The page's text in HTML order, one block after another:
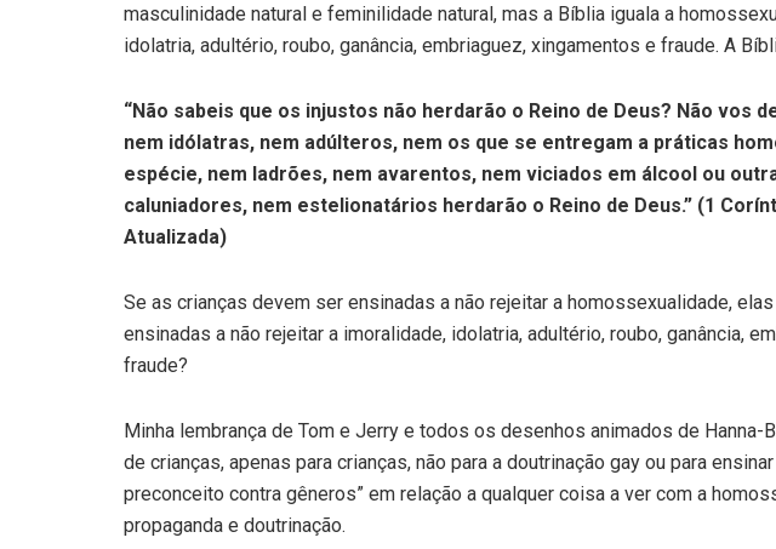
masculinidade natural e feminilidade natural, mas a Bíblia iguala a
idolatria, adultério, roubo, ganância, embriaguez, xingamentos e fraude. A
“Não sabeis que os injustos não herdarão o Reino de Deus? Não vos
nem idólatras, nem adúlteros, nem os que se entregam a práticas
espécie, nem ladrões, nem avarentos, nem viciados em álcool ou
caluniadores, nem estelionatários herdarão o Reino de Deus.” (1
Atualizada)
Se as crianças devem ser ensinadas a não rejeitar a homossexualidade,
ensinadas a não rejeitar a imoralidade, idolatria, adultério, roubo, ganância,
fraude?
Minha lembrança de Tom e Jerry e todos os desenhos animados de Hanna-
de crianças, apenas para crianças, não para a doutrinação gay ou para
preconceito contra gêneros” em relação a qualquer coisa a ver com a
propaganda e doutrinação.